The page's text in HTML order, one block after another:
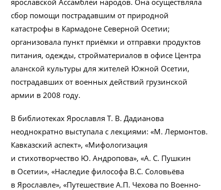
сбор помощи пострадавшим от природной
катастрофы в Кармадоне Северной Осетии;
организовала пункт приёмки и отправки продуктов
питания, одежды, стройматериалов в офисе Центра
аланской культуры для жителей Южной Осетии,
пострадавших от военных действий грузинской
армии в 2008 году.
В библиотеках Ярославля Т. В. Дадианова
неоднократно выступала с лекциями: «М. Лермонтов.
Кавказский аспект», «Мифологизация
и стихотворчество Ю. Андропова», «А. С. Пушкин
в Осетии», «Наследие философа В.С. Соловьёва
в Ярославле», «Путешествие А.П. Чехова по Военно-